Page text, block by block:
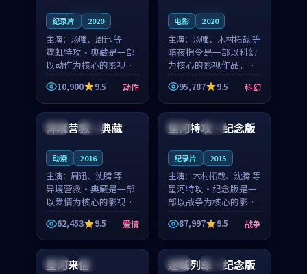
纪录片 2020
主演： 汤唯、周迅 等
霓虹特攻·典藏是一部
以动作为核心的影视作
品，围绕危机、反转与
人物成长展开，整体节
奏紧凑，值得推荐观
10,900 9.5 动作
电影 2020
主演： 汤唯、木村拓哉 等
暗夜指令是一部以科幻
为核心的影视作品，围
绕危机、反转与人物成
长展开，整体节奏紧
凑，值得推荐观看。
95,787 9.5 科幻
中国 热播
异境营救·典藏
动漫 2016
主演： 周迅、沈腾 等
异境营救·典藏是一部
以爱情为核心的影视作
品，围绕危机、反转与
人物成长展开，整体节
奏紧凑，值得推荐观
看。
62,453 9.5 爱情
英国 高分
星河特攻·纪念版
纪录片 2015
主演： 木村拓哉、沈腾 等
星河特攻·纪念版是一
部以战争为核心的影视
作品，围绕危机、反转
与人物成长展开，整体
节奏紧凑，值得推荐观
看。
87,997 9.5 战争
中国 独播
星河来信 泰国 热播
迷城列车·纪念版